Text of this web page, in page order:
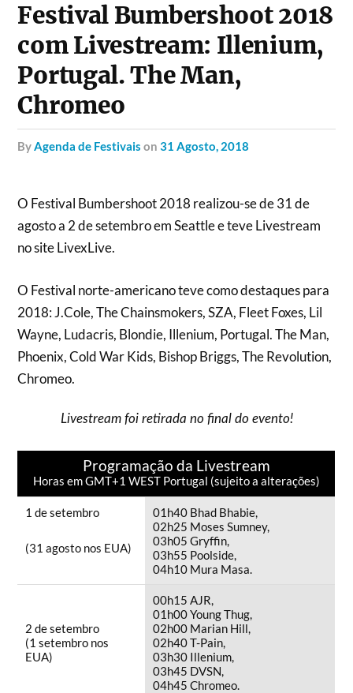
Festival Bumbershoot 2018
com Livestream: Illenium,
Portugal. The Man,
Chromeo
byAgenda de Festivais on31 Agosto, 2018
O Festival Bumbershoot 2018 realizou-se de 31 de
agosto a 2 de setembro em Seattle e teve Livestream
no site LivexLive.
O Festival norte-americano teve como destaques para
2018: J.Cole, The Chainsmokers, SZA, Fleet Foxes, Lil
Wayne, Ludacris, Blondie, Illenium, Portugal. The Man,
Phoenix, Cold War Kids, Bishop Briggs, The Revolution,
Chromeo.
Livestream foi retirada no final do evento!
Programação da Livestream
Horas em GMT+1 WEST Portugal (sujeito a alterações)
1 de setembro
(31 agosto nos EUA)
01h40 Bhad Bhabie,
02h25 Moses Sumney,
03h05 Gryffin,
03h55 Poolside,
04h10 Mura Masa.
2 de setembro
(1 setembro nos
EUA)
00h15 AJR,
01h00 Young Thug,
02h00 Marian Hill,
02h40 T-Pain,
03h30 Illenium,
03h45 DVSN,
04h45 Chromeo.